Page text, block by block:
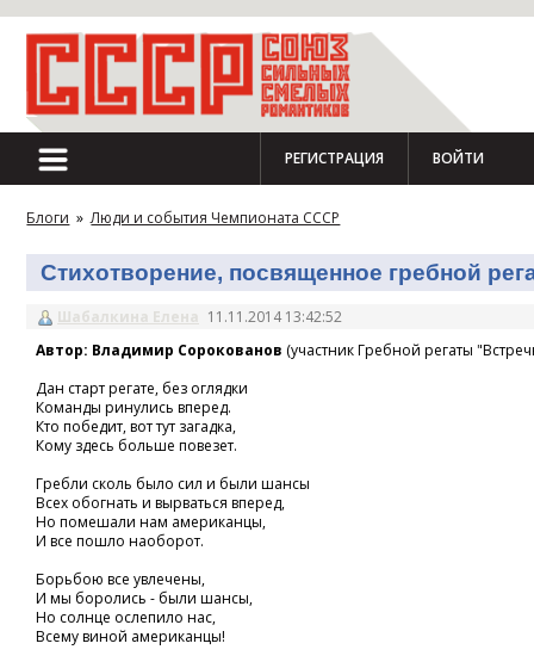
РЕГИСТРАЦИЯ ВОЙТИ
Блоги » Люди и события Чемпионата СССР
Стихотворение, посвященное гребной
Шабалкина Елена 11.11.2014 13:42:52
Автор: Владимир Сорокованов (участник Гребной регаты
Дан старт регате, без оглядки
Команды ринулись вперед.
Кто победит, вот тут загадка,
Кому здесь больше повезет.
Гребли сколь было сил и были шансы
Всех обогнать и вырваться вперед,
Но помешали нам американцы,
И все пошло наоборот.
Борьбою все увлечены,
И мы боролись - были шансы,
Но солнце ослепило нас,
Всему виной американцы!